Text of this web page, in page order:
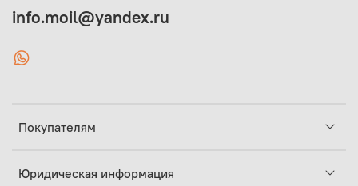
Покупателям
Юридическая информация
info.moil@yandex.ru